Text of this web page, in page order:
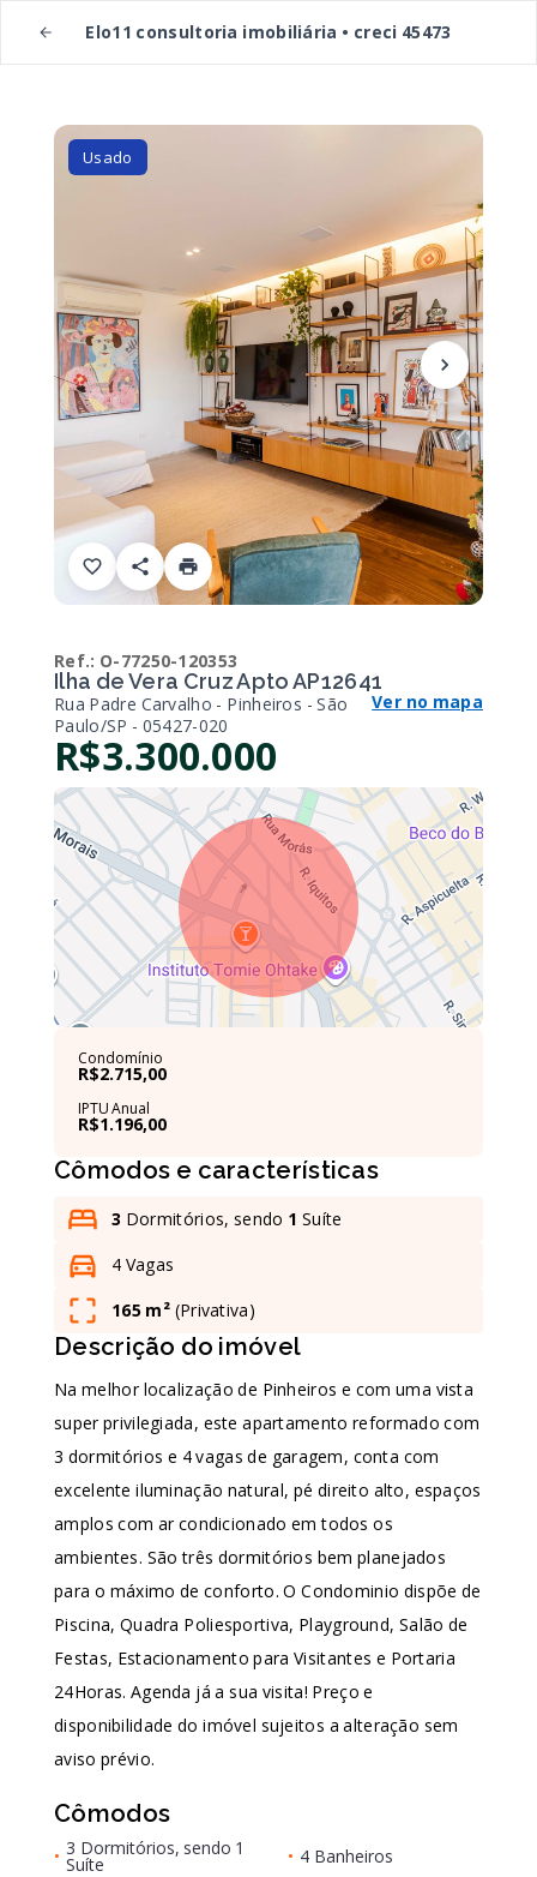
Elo11 consultoria imobiliária • creci 45473
Usado
Ref.: O-77250-120353
Ilha de Vera Cruz Apto AP12641
Rua Padre Carvalho - Pinheiros - São
Paulo/SP - 05427-020
Ver no mapa
R$3.300.000
Condomínio
R$2.715,00
IPTU Anual
R$1.196,00
Cômodos e características
3 Dormitórios, sendo 1 Suíte
4 Vagas
165 m² (Privativa)
Descrição do imóvel
Na melhor localização de Pinheiros e com uma vista
super privilegiada, este apartamento reformado com
3 dormitórios e 4 vagas de garagem, conta com
excelente iluminação natural, pé direito alto, espaços
amplos com ar condicionado em todos os
ambientes. São três dormitórios bem planejados
para o máximo de conforto. O Condominio dispõe de
Piscina, Quadra Poliesportiva, Playground, Salão de
Festas, Estacionamento para Visitantes e Portaria
24Horas. Agenda já a sua visita! Preço e
disponibilidade do imóvel sujeitos a alteração sem
aviso prévio.
Cômodos
• 3 Dormitórios, sendo 1
Suíte • 4 Banheiros